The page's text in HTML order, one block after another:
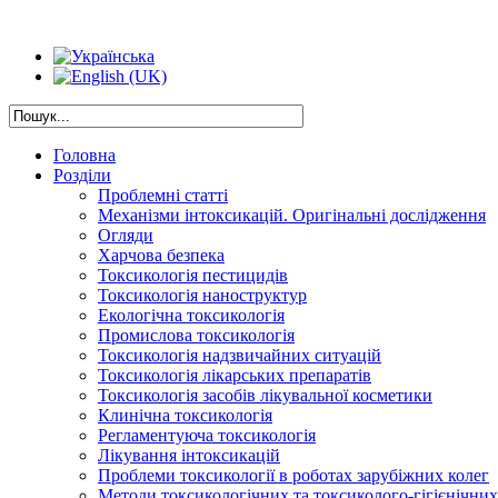
Головна
Розділи
Проблемні статті
Механізми інтоксикацій. Оригінальні дослідження
Огляди
Харчова безпека
Токсикологія пестицидів
Токсикологія наноструктур
Екологічна токсикологія
Промислова токсикологія
Токсикологія надзвичайних ситуацій
Токсикологія лікарських препаратів
Токсикологія засобів лікувальної косметики
Клинічна токсикологія
Регламентуюча токсикологія
Лікування інтоксикацій
Проблеми токсикології в роботах зарубіжних колег